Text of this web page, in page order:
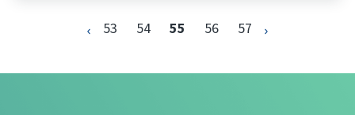
53 54 55 56 57